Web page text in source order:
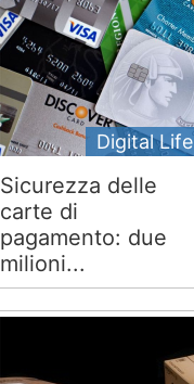
Digital Life
Sicurezza delle
carte di
pagamento: due
milioni...